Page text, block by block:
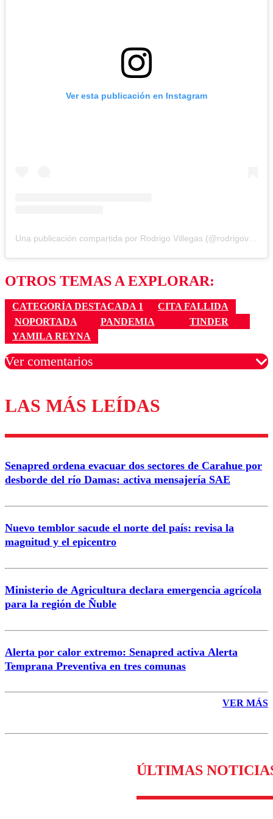
Ver esta publicación en Instagram
OTROS TEMAS A EXPLORAR:
CATEGORÍA DESTACADA 1
CITA FALLIDA
NOPORTADA
PANDEMIA
TINDER
YAMILA REYNA
Ver comentarios
Los comentarios son moderados para garantizar un
diálogo respetuoso.
Correo
LAS MÁS LEÍDAS
Senapred ordena evacuar dos sectores de Carahue por
desborde del río Damas: activa mensajería SAE
Nuevo temblor sacude el norte del país: revisa la
magnitud y el epicentro
Ministerio de Agricultura declara emergencia agrícola
para la región de Ñuble
Alerta por calor extremo: Senapred activa Alerta
Temprana Preventiva en tres comunas
VER MÁS
ÚLTIMAS